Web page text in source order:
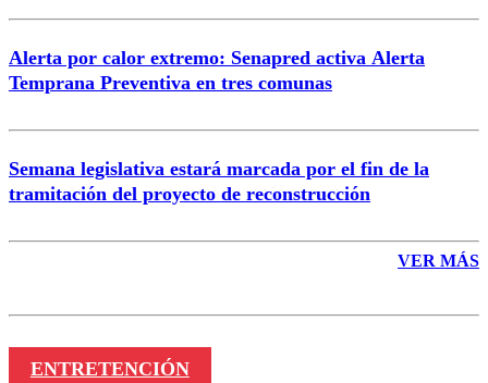
Alerta por calor extremo: Senapred activa Alerta
Temprana Preventiva en tres comunas
Semana legislativa estará marcada por el fin de la
tramitación del proyecto de reconstrucción
VER MÁS
ENTRETENCIÓN